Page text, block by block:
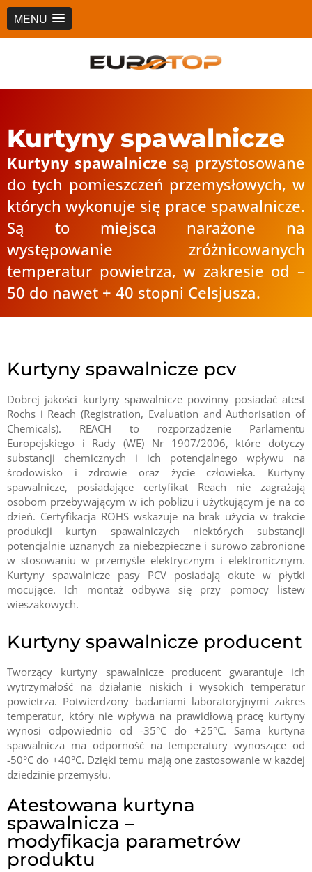
MENU
Kurtyny spawalnicze
Kurtyny spawalnicze są przystosowane
do tych pomieszczeń przemysłowych, w
których wykonuje się prace spawalnicze.
Są to miejsca narażone na
występowanie zróżnicowanych
temperatur powietrza, w zakresie od –
50 do nawet + 40 stopni Celsjusza.
Kurtyny spawalnicze pcv
Dobrej jakości kurtyny spawalnicze powinny posiadać atest
Rochs i Reach (Registration, Evaluation and Authorisation of
Chemicals). REACH to rozporządzenie Parlamentu
Europejskiego i Rady (WE) Nr 1907/2006, które dotyczy
substancji chemicznych i ich potencjalnego wpływu na
środowisko i zdrowie oraz życie człowieka. Kurtyny
spawalnicze, posiadające certyfikat Reach nie zagrażają
osobom przebywającym w ich pobliżu i użytkującym je na co
dzień. Certyfikacja ROHS wskazuje na brak użycia w trakcie
produkcji kurtyn spawalniczych niektórych substancji
potencjalnie uznanych za niebezpieczne i surowo zabronione
w stosowaniu w przemyśle elektrycznym i elektronicznym.
Kurtyny spawalnicze pasy PCV posiadają okute w płytki
mocujące. Ich montaż odbywa się przy pomocy listew
wieszakowych.
Kurtyny spawalnicze producent
Tworzący kurtyny spawalnicze producent gwarantuje ich
wytrzymałość na działanie niskich i wysokich temperatur
powietrza. Potwierdzony badaniami laboratoryjnymi zakres
temperatur, który nie wpływa na prawidłową pracę kurtyny
wynosi odpowiednio od -35°C do +25°C. Sama kurtyna
spawalnicza ma odporność na temperatury wynoszące od
-50°C do +40°C. Dzięki temu mają one zastosowanie w każdej
dziedzinie przemysłu.
Atestowana kurtyna
spawalnicza –
modyfikacja parametrów
produktu